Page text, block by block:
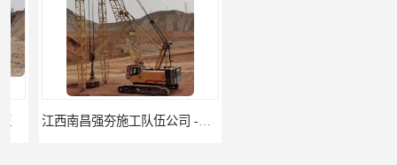
江西南昌强夯施工队伍公司 -湖南业峻强夯基础工程